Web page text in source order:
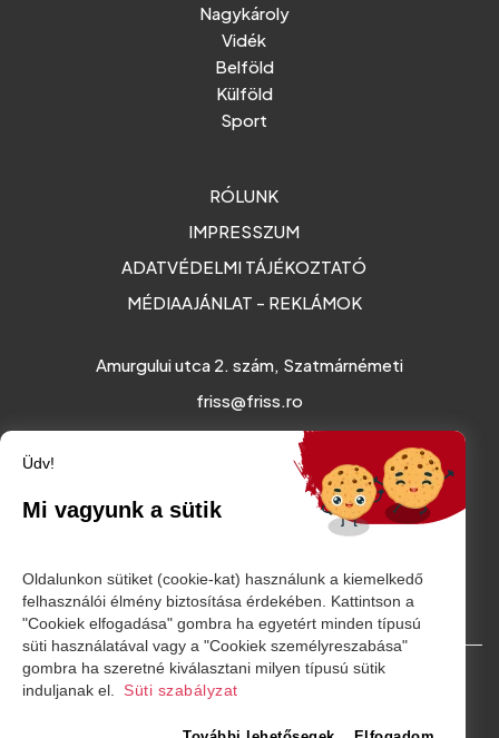
Nagykároly
Vidék
Belföld
Külföld
Sport
RÓLUNK
IMPRESSZUM
ADATVÉDELMI TÁJÉKOZTATÓ
MÉDIAAJÁNLAT - REKLÁMOK
Amurgului utca 2. szám, Szatmárnémeti
friss@friss.ro
© Minden jog fenntartva. 2026
Üdv!
Mi vagyunk a sütik
Oldalunkon sütiket (cookie-kat) használunk a kiemelkedő
felhasználói élmény biztosítása érdekében. Kattintson a
"Cookiek elfogadása" gombra ha egyetért minden típusú
süti használatával vagy a "Cookiek személyreszabása"
gombra ha szeretné kiválasztani milyen típusú sütik
induljanak el.
Süti szabályzat